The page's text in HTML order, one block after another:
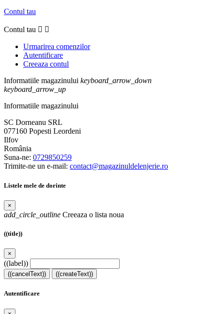
Contul tau
Contul tau  
Urmarirea comenzilor
Autentificare
Creeaza contul
Informatiile magazinului keyboard_arrow_down
keyboard_arrow_up
Informatiile magazinului
SC Dorneanu SRL
077160 Popesti Leordeni
Ilfov
România
Suna-ne: 0729850259
Trimite-ne un e-mail: contact@magazinuldelenjerie.ro
Listele mele de dorinte
×
add_circle_outline Creeaza o lista noua
((title))
×
((label))
((cancelText)) ((createText))
Autentificare